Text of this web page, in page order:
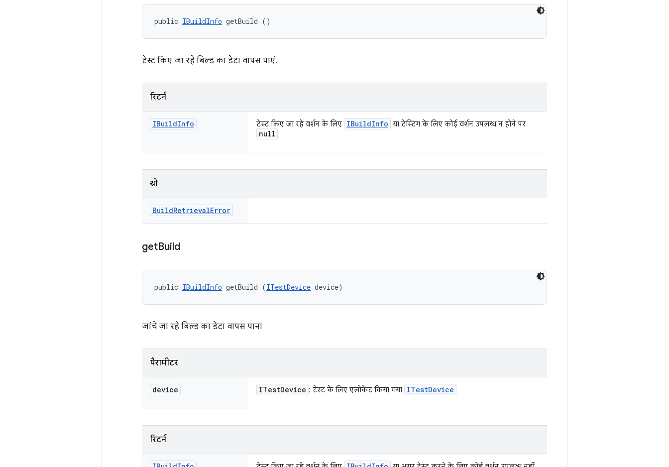
public IBuildInfo getBuild ()
टेस्ट किए जा रहे बिल्ड का डेटा वापस पाएं.
रिटर्न
IBuildInfo टेस्ट किए जा रहे वर्शन के लिए IBuildInfo या टेस्टिंग के लिए कोई वर्शन उपलब्ध न होने पर
null
थ्रो
BuildRetrievalError
getBuild
public IBuildInfo getBuild (ITestDevice device)
जांचे जा रहे बिल्ड का डेटा वापस पाना
पैरामीटर
device ITestDevice : टेस्ट के लिए एलोकेट किया गया ITestDevice
रिटर्न